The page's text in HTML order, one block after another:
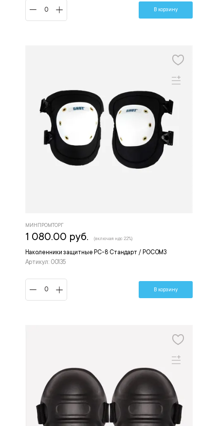
В корзину
Наколенники защитные РС-8 Стандарт / РОСОМЗ
Артикул: 00135
МИНПРОМТОРГ
1 080.00 руб. (включая ндс 22%)
В корзину